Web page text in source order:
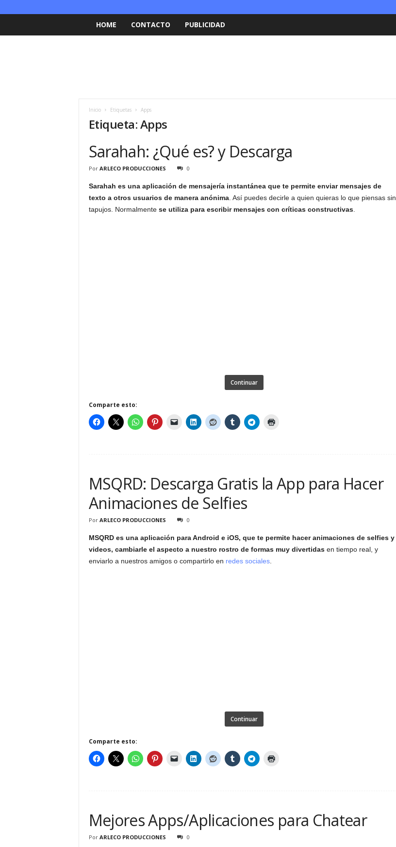
HOME CONTACTO PUBLICIDAD
Inicio Etiquetas Apps
Etiqueta: Apps
Sarahah: ¿Qué es? y Descarga
Por ARLECO PRODUCCIONES 0
Sarahah es una aplicación de mensajería instantánea que te permite enviar mensajes de
texto a otros usuarios de manera anónima. Así puedes decirle a quien quieras lo que piensas sin
tapujos. Normalmente se utiliza para escribir mensajes con críticas constructivas.
Continuar
Comparte esto:
MSQRD: Descarga Gratis la App para Hacer
Animaciones de Selfies
Por ARLECO PRODUCCIONES 0
MSQRD es una aplicación para Android e iOS, que te permite hacer animaciones de selfies y
videos, cambiarle el aspecto a nuestro rostro de formas muy divertidasen tiempo real, y
enviarlo a nuestros amigos o compartirlo en redes sociales.
Continuar
Comparte esto:
Mejores Apps/Aplicaciones para Chatear
Por ARLECO PRODUCCIONES 0